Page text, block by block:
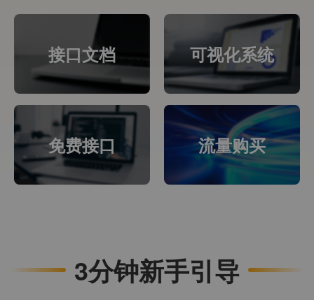
接口文档 可视化系统
免费接口 流量购买
3分钟新手引导